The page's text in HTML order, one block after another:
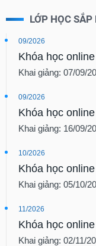
LỚP HỌC
09/2026
Khóa học
Khai giảng: 07/09/
09/2026
Khóa học
Khai giảng: 16/09/
10/2026
Khóa học
Khai giảng: 05/10/
11/2026
Khóa học
Khai giảng: 02/11/